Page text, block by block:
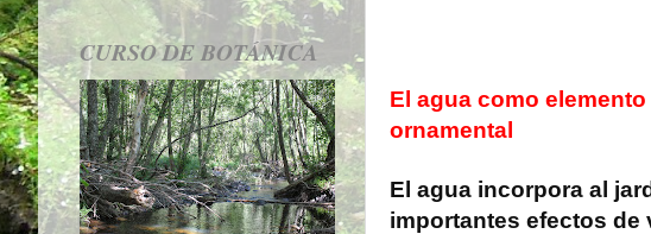
El agua como elemento
ornamental
El agua incorpora al
importantes efectos de
CURSO DE BOTÁNICA